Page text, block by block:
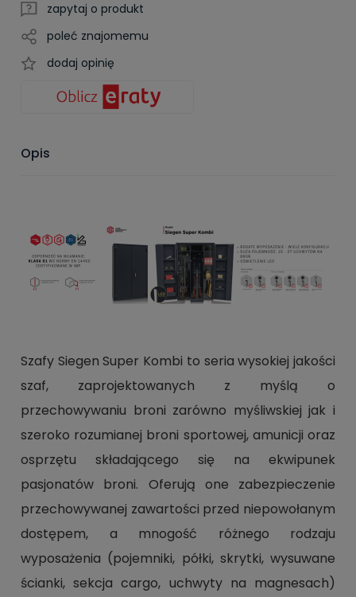
zapytaj o produkt
poleć znajomemu
dodaj opinię
Opis
Szafy Siegen Super Kombi to seria wysokiej jakości
szaf, zaprojektowanych z myślą o
przechowywaniu broni zarówno myśliwskiej jak i
szeroko rozumianej broni sportowej, amunicji oraz
osprzętu składającego się na ekwipunek
pasjonatów broni. Oferują one zabezpieczenie
przechowywanej zawartości przed niepowołanym
dostępem, a mnogość różnego rodzaju
wyposażenia (pojemniki, półki, skrytki, wysuwane
ścianki, sekcja cargo, uchwyty na magnesach)